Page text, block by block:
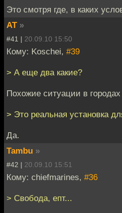
Это смотря где, в каких
AT »
#41 | 20.09.10 15:50
Кому: Koschei, #39
> А еще два какие?
Похожие ситуации в
> Это реальная установка
Да.
Tambu »
#42 | 20.09.10 15:51
Кому: chiefmarines, #36
> Свобода, епт...